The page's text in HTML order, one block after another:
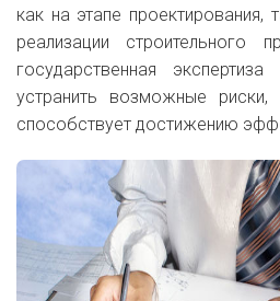
как на этапе проектирования,
реализации строительного
государственная
устранить возможные
способствует достижению